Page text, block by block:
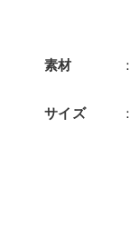
素材
サイズ